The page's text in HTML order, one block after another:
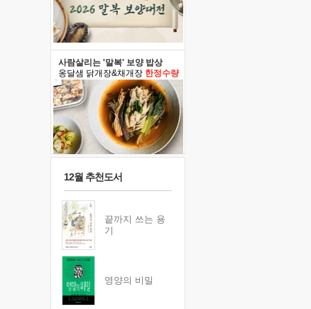
사람살리는 '말복' 보양 밥상
옹달샘 닭개장&채개장 한정수량
12월 추천도서
끝까지 쓰는 용
기
영양의 비밀